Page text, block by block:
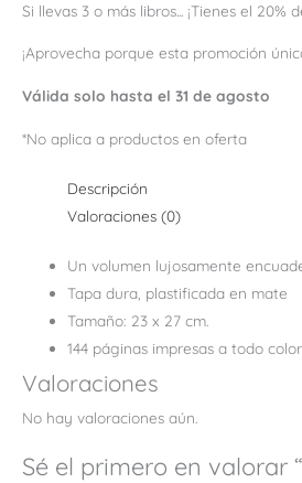
Si llevas 3 o más libros... ¡Tienes el 20%
¡Aprovecha porque esta promoción
Válida solo hasta el 31 de agosto
*No aplica a productos en oferta
Descripción
Valoraciones (0)
Un volumen lujosamente
Tapa dura, plastificada en mate
Tamaño: 23 x 27 cm.
144 páginas impresas a todo
Valoraciones
No hay valoraciones aún.
Sé el primero en valorar